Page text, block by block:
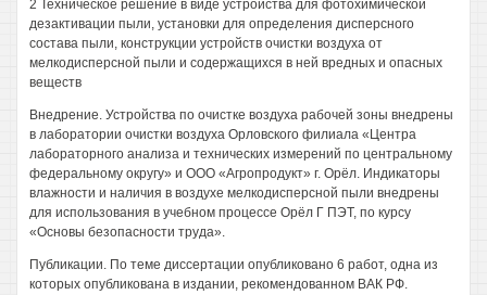
2 Техническое решение в виде устройства для фотохимической
дезактивации пыли, установки для определения дисперсного
состава пыли, конструкции устройств очистки воздуха от
мелкодисперсной пыли и содержащихся в ней вредных и опасных
веществ
Внедрение. Устройства по очистке воздуха рабочей зоны внедрены
в лаборатории очистки воздуха Орловского филиала «Центра
лабораторного анализа и технических измерений по центральному
федеральному округу» и ООО «Агропродукт» г. Орёл. Индикаторы
влажности и наличия в воздухе мелкодисперсной пыли внедрены
для использования в учебном процессе Орёл Г ПЭТ, по курсу
«Основы безопасности труда».
Публикации. По теме диссертации опубликовано 6 работ, одна из
которых опубликована в издании, рекомендованном ВАК РФ.